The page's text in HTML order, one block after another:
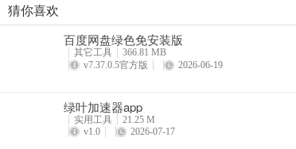
常见问题
1、怎么开多个微信账号?
2、可以开多少个分身？
VEGA云电脑app
详情
猜你喜欢
百度网盘绿色免安装版
其它工具
366.81 MB
v7.37.0.5官方版
2026-06-19
绿叶加速器app
实用工具
21.25 M
v1.0
2026-07-17